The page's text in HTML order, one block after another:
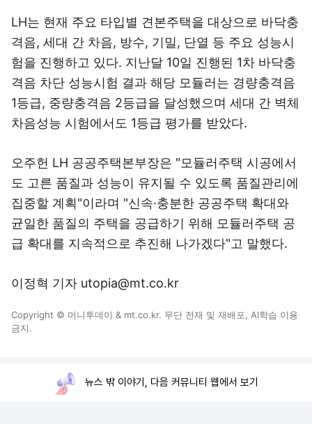
LH는 현재 주요 타입별 견본주택을 대상으로 바닥충
격음, 세대 간 차음, 방수, 기밀, 단열 등 주요 성능시
험을 진행하고 있다. 지난달 10일 진행된 1차 바닥충
격음 차단 성능시험 결과 해당 모듈러는 경량충격음
1등급, 중량충격음 2등급을 달성했으며 세대 간 벽체
차음성능 시험에서도 1등급 평가를 받았다.
오주헌 LH 공공주택본부장은 "모듈러주택 시공에서
도 고른 품질과 성능이 유지될 수 있도록 품질관리에
집중할 계획"이라며 "신속·충분한 공공주택 확대와
균일한 품질의 주택을 공급하기 위해 모듈러주택 공
급 확대를 지속적으로 추진해 나가겠다"고 말했다.
이정혁 기자 utopia@mt.co.kr
Copyright © 머니투데이 & mt.co.kr. 무단 전재 및 재배포, AI학습 이용
금지.
뉴스 밖 이야기, 다음 커뮤니티 웹에서 보기